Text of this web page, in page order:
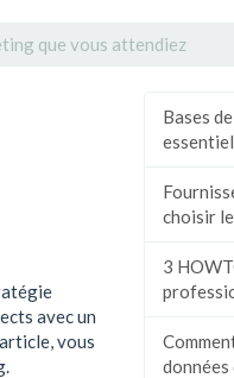
que vous attendiez
avec un
vous
Bases
choisir
3